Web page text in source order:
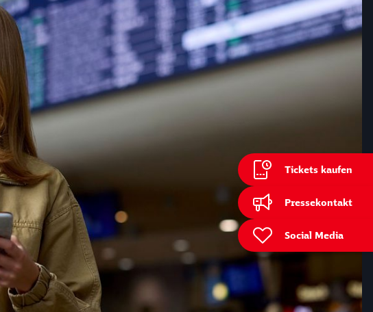
Tickets kaufen
Pressekontakt
Social Media
Schließen
Weiter